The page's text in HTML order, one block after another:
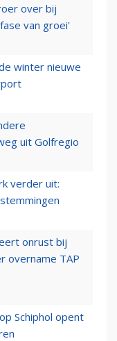
over bij
van groei'
winter nieuwe
uit Golfregio
verder uit:
onrust bij
overname TAP
Schiphol opent